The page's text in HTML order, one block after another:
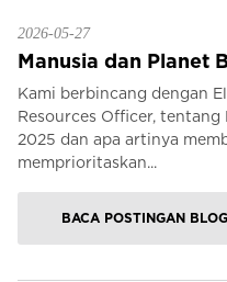
2026-05-27
Manusia dan Planet
Kami berbincang dengan
Resources Officer,
2025 dan apa artinya
memprioritaskan...
BACA POSTINGAN BLOG